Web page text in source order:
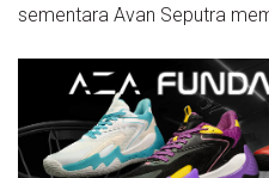
sementara Avan Seputra